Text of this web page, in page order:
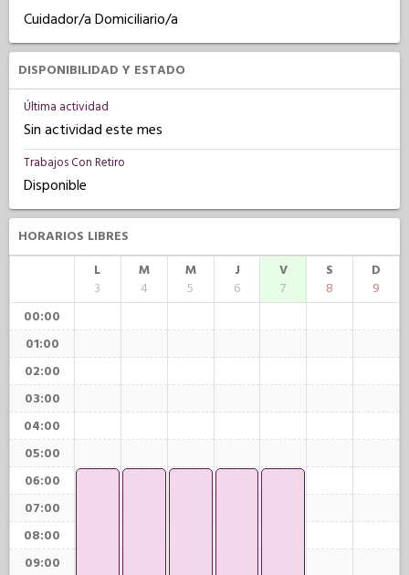
Cuidador/a Domiciliario/a
DISPONIBILIDAD Y ESTADO
Última actividad
Sin actividad este mes
Trabajos Con Retiro
Disponible
HORARIOS LIBRES
L
3
M
4
M
5
J
6
V
7
S
8
D
9
00:00
01:00
02:00
03:00
04:00
05:00
06:00
07:00
08:00
09:00